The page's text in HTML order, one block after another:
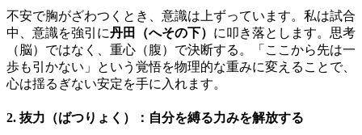
不安で胸がざわつくとき、意識は上ずっています。私は試合
中、意識を強引に丹田（へその下） に叩き落とします。思考
（脳）ではなく、重心（腹）で決断する。「ここから先は一
歩も引かない」という覚悟を物理的な重みに変えることで、
心は揺るぎない安定を手に入れます。
2. 抜力（ばつりょく）：自分を縛る力みを解放する